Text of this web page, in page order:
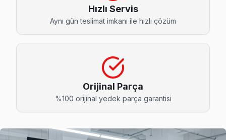
Zeytinburnu'da Kazlıçeşme mahallesi için Yumatu TV
Kazlıçeşme Yumatu Anakart Tamiri →
Maltepe Yumatu Servis
Yumatu marka TV'niz Maltepe'de çalışmıyorsa teknik
Maltepe Yumatu Anakart Tamiri →
Merkezefendi Yumatu Servis
Yumatu TV HDMI port arızası Merkezefendi adresine
Merkezefendi Yumatu Anakart Tamiri →
Hızlı Servis
Aynı gün teslimat imkanı ile hızlı çözüm
Orijinal Parça
%100 orijinal yedek parça garantisi